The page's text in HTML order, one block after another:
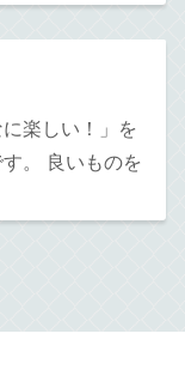
楽しい！」を
。 良いものを